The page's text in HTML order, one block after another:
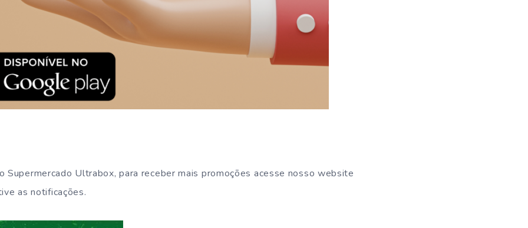
Supermercado Ultrabox, para receber mais promoções acesse nosso website
as notificações.